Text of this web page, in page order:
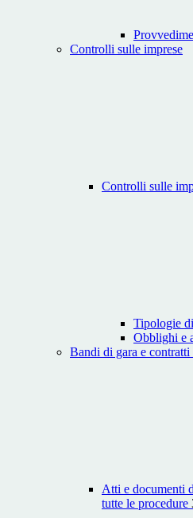
Controlli sulle imprese
Controlli sulle
Tipologie
Obblighi e
Bandi di gara e contratti
Atti e documenti
tutte le procedure